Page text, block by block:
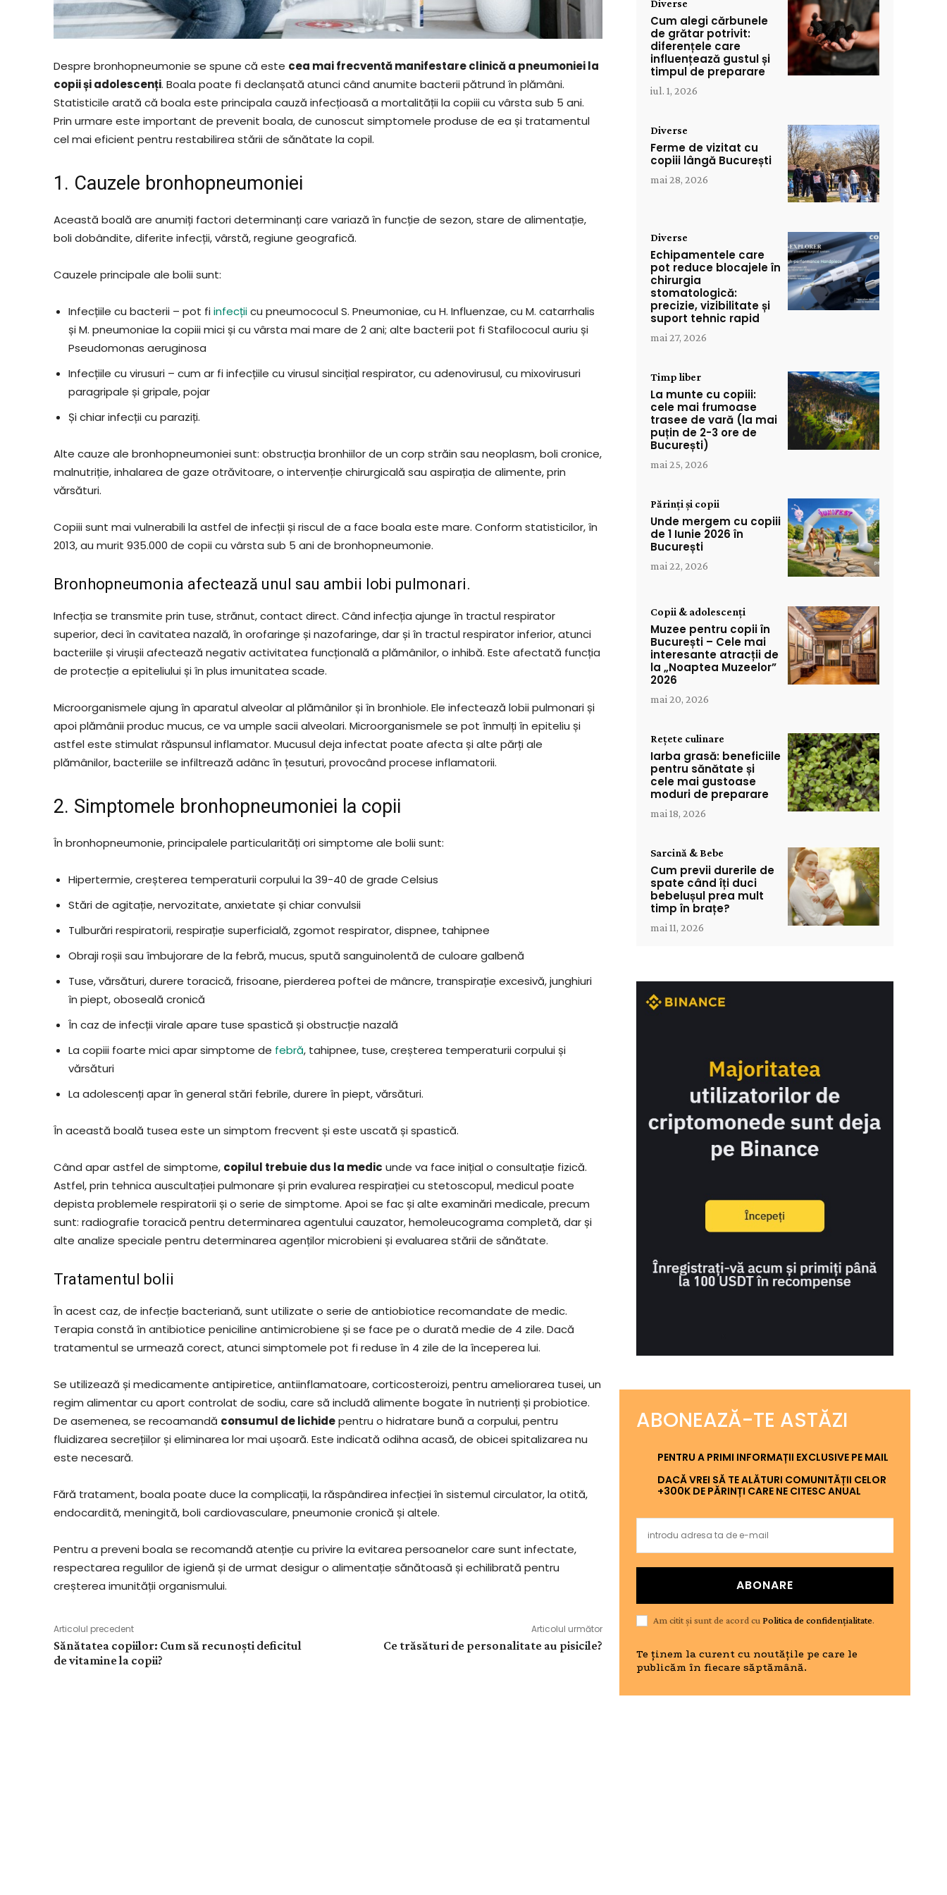
Despre bronhopneumonie se spune că este cea mai frecventă manifestare clinică a pneumoniei la
copii și adolescenți. Boala poate fi declanșată atunci când anumite bacterii pătrund în plămâni.
Statisticile arată că boala este principala cauză infecțioasă a mortalității la copiii cu vârsta sub 5 ani.
Prin urmare este important de prevenit boala, de cunoscut simptomele produse de ea și tratamentul
cel mai eficient pentru restabilirea stării de sănătate la copil.
1. Cauzele bronhopneumoniei
Această boală are anumiți factori determinanți care variază în funcție de sezon, stare de alimentație,
boli dobândite, diferite infecții, vârstă, regiune geografică.
Cauzele principale ale bolii sunt:
Infecțiile cu bacterii – pot fiinfecțiicu pneumococul S. Pneumoniae, cu H. Influenzae, cu M. catarrhalis
și M. pneumoniae la copiii mici și cu vârsta mai mare de 2 ani; alte bacterii pot fi Stafilococul auriu și
Pseudomonas aeruginosa
Infecțiile cu virusuri – cum ar fi infecțiile cu virusul sincițial respirator, cu adenovirusul, cu mixovirusuri
paragripale și gripale, pojar
Și chiar infecții cu paraziți.
Alte cauze ale bronhopneumoniei sunt: obstrucția bronhiilor de un corp străin sau neoplasm, boli cronice,
malnutriție, inhalarea de gaze otrăvitoare, o intervenție chirurgicală sau aspirația de alimente, prin
vărsături.
Copiii sunt mai vulnerabili la astfel de infecții și riscul de a face boala este mare. Conform statisticilor, în
2013, au murit 935.000 de copii cu vârsta sub 5 ani de bronhopneumonie.
Bronhopneumonia afectează unul sau ambii lobi pulmonari.
Infecția se transmite prin tuse, strănut, contact direct. Când infecția ajunge în tractul respirator
superior, deci în cavitatea nazală, în orofaringe și nazofaringe, dar și în tractul respirator inferior, atunci
bacteriile și virușii afectează negativ activitatea funcțională a plămânilor, o inhibă. Este afectată funcția
de protecție a epiteliului și în plus imunitatea scade.
Microorganismele ajung în aparatul alveolar al plămânilor și în bronhiole. Ele infectează lobii pulmonari și
apoi plămânii produc mucus, ce va umple sacii alveolari. Microorganismele se pot înmulți în epiteliu și
astfel este stimulat răspunsul inflamator. Mucusul deja infectat poate afecta și alte părți ale
plămânilor, bacteriile se infiltrează adânc în țesuturi, provocând procese inflamatorii.
2. Simptomele bronhopneumoniei la copii
În bronhopneumonie, principalele particularități ori simptome ale bolii sunt:
Hipertermie, creșterea temperaturii corpului la 39-40 de grade Celsius
Stări de agitație, nervozitate, anxietate și chiar convulsii
Tulburări respiratorii, respirație superficială, zgomot respirator, dispnee, tahipnee
Obraji roșii sau îmbujorare de la febră, mucus, spută sanguinolentă de culoare galbenă
Tuse, vărsături, durere toracică, frisoane, pierderea poftei de mâncre, transpirație excesivă, junghiuri
în piept, oboseală cronică
În caz de infecții virale apare tuse spastică și obstrucție nazală
La copiii foarte mici apar simptome de febră, tahipnee, tuse, creșterea temperaturii corpului și
vărsături
La adolescenți apar în general stări febrile, durere în piept, vărsături.
În această boală tusea este un simptom frecvent și este uscată și spastică.
Când apar astfel de simptome, copilul trebuie dus la medic unde va face inițial o consultație fizică.
Astfel, prin tehnica auscultației pulmonare și prin evalurea respirației cu stetoscopul, medicul poate
depista problemele respiratorii și o serie de simptome. Apoi se fac și alte examinări medicale, precum
sunt: radiografie toracică pentru determinarea agentului cauzator, hemoleucograma completă, dar și
alte analize speciale pentru determinarea agenților microbieni și evaluarea stării de sănătate.
Tratamentul bolii
În acest caz, de infecție bacteriană, sunt utilizate o serie de antiobiotice recomandate de medic.
Terapia constă în antibiotice peniciline antimicrobiene și se face pe o durată medie de 4 zile. Dacă
tratamentul se urmează corect, atunci simptomele pot fi reduse în 4 zile de la începerea lui.
Se utilizează și medicamente antipiretice, antiinflamatoare, corticosteroizi, pentru ameliorarea tusei, un
regim alimentar cu aport controlat de sodiu, care să includă alimente bogate în nutrienți și probiotice.
De asemenea, se recoamandă consumul de lichidepentru o hidratare bună a corpului, pentru
fluidizarea secrețiilor și eliminarea lor mai ușoară. Este indicată odihna acasă, de obicei spitalizarea nu
este necesară.
Fără tratament, boala poate duce la complicații, la răspândirea infecției în sistemul circulator, la otită,
endocardită, meningită, boli cardiovasculare, pneumonie cronică și altele.
Pentru a preveni boala se recomandă atenție cu privire la evitarea persoanelor care sunt infectate,
respectarea regulilor de igienă și de urmat desigur o alimentație sănătoasă și echilibrată pentru
creșterea imunității organismului.
Articolul precedent
Sănătatea copiilor: Cum să recunoști deficitul
de vitamine la copii?
Articolul următor
Ce trăsături de personalitate au pisicile?
Diverse
Cum alegi cărbunele
de grătar potrivit:
diferențele care
influențează gustul și
timpul de preparare
iul. 1, 2026
Diverse
Ferme de vizitat cu
copiii lângă București
mai 28, 2026
Diverse
Echipamentele care
pot reduce blocajele în
chirurgia
stomatologică:
precizie, vizibilitate și
suport tehnic rapid
mai 27, 2026
Timp liber
La munte cu copiii:
cele mai frumoase
trasee de vară (la mai
puțin de 2-3 ore de
București)
mai 25, 2026
Părinți și copii
Unde mergem cu copiii
de 1 Iunie 2026 în
București
mai 22, 2026
Copii & adolescenți
Muzee pentru copii în
București – Cele mai
interesante atracții de
la „Noaptea Muzeelor”
2026
mai 20, 2026
Rețete culinare
Iarba grasă: beneficiile
pentru sănătate și
cele mai gustoase
moduri de preparare
mai 18, 2026
Sarcină & Bebe
Cum previi durerile de
spate când îți duci
bebelușul prea mult
timp în brațe?
mai 11, 2026
ABONEAZĂ-TE ASTĂZI
PENTRU A PRIMI INFORMAȚII EXCLUSIVE PE MAIL
DACĂ VREI SĂ TE ALĂTURI COMUNITĂȚII CELOR
+300K DE PĂRINȚI CARE NE CITESC ANUAL
ABONARE
Am citit și sunt de acord cuPolitica de confidențialitate.
Te ținem la curent cu noutățile pe care le
publicăm în fiecare săptămână.